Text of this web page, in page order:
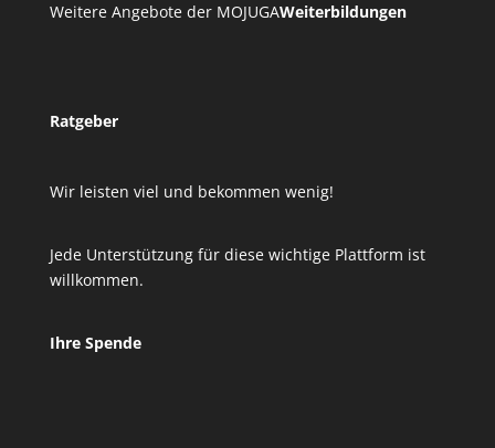
Weitere Angebote der MOJUGAWeiterbildungen
Ratgeber
Wir leisten viel und bekommen wenig!
Jede Unterstützung für diese wichtige Plattform ist
willkommen.
Ihre Spende